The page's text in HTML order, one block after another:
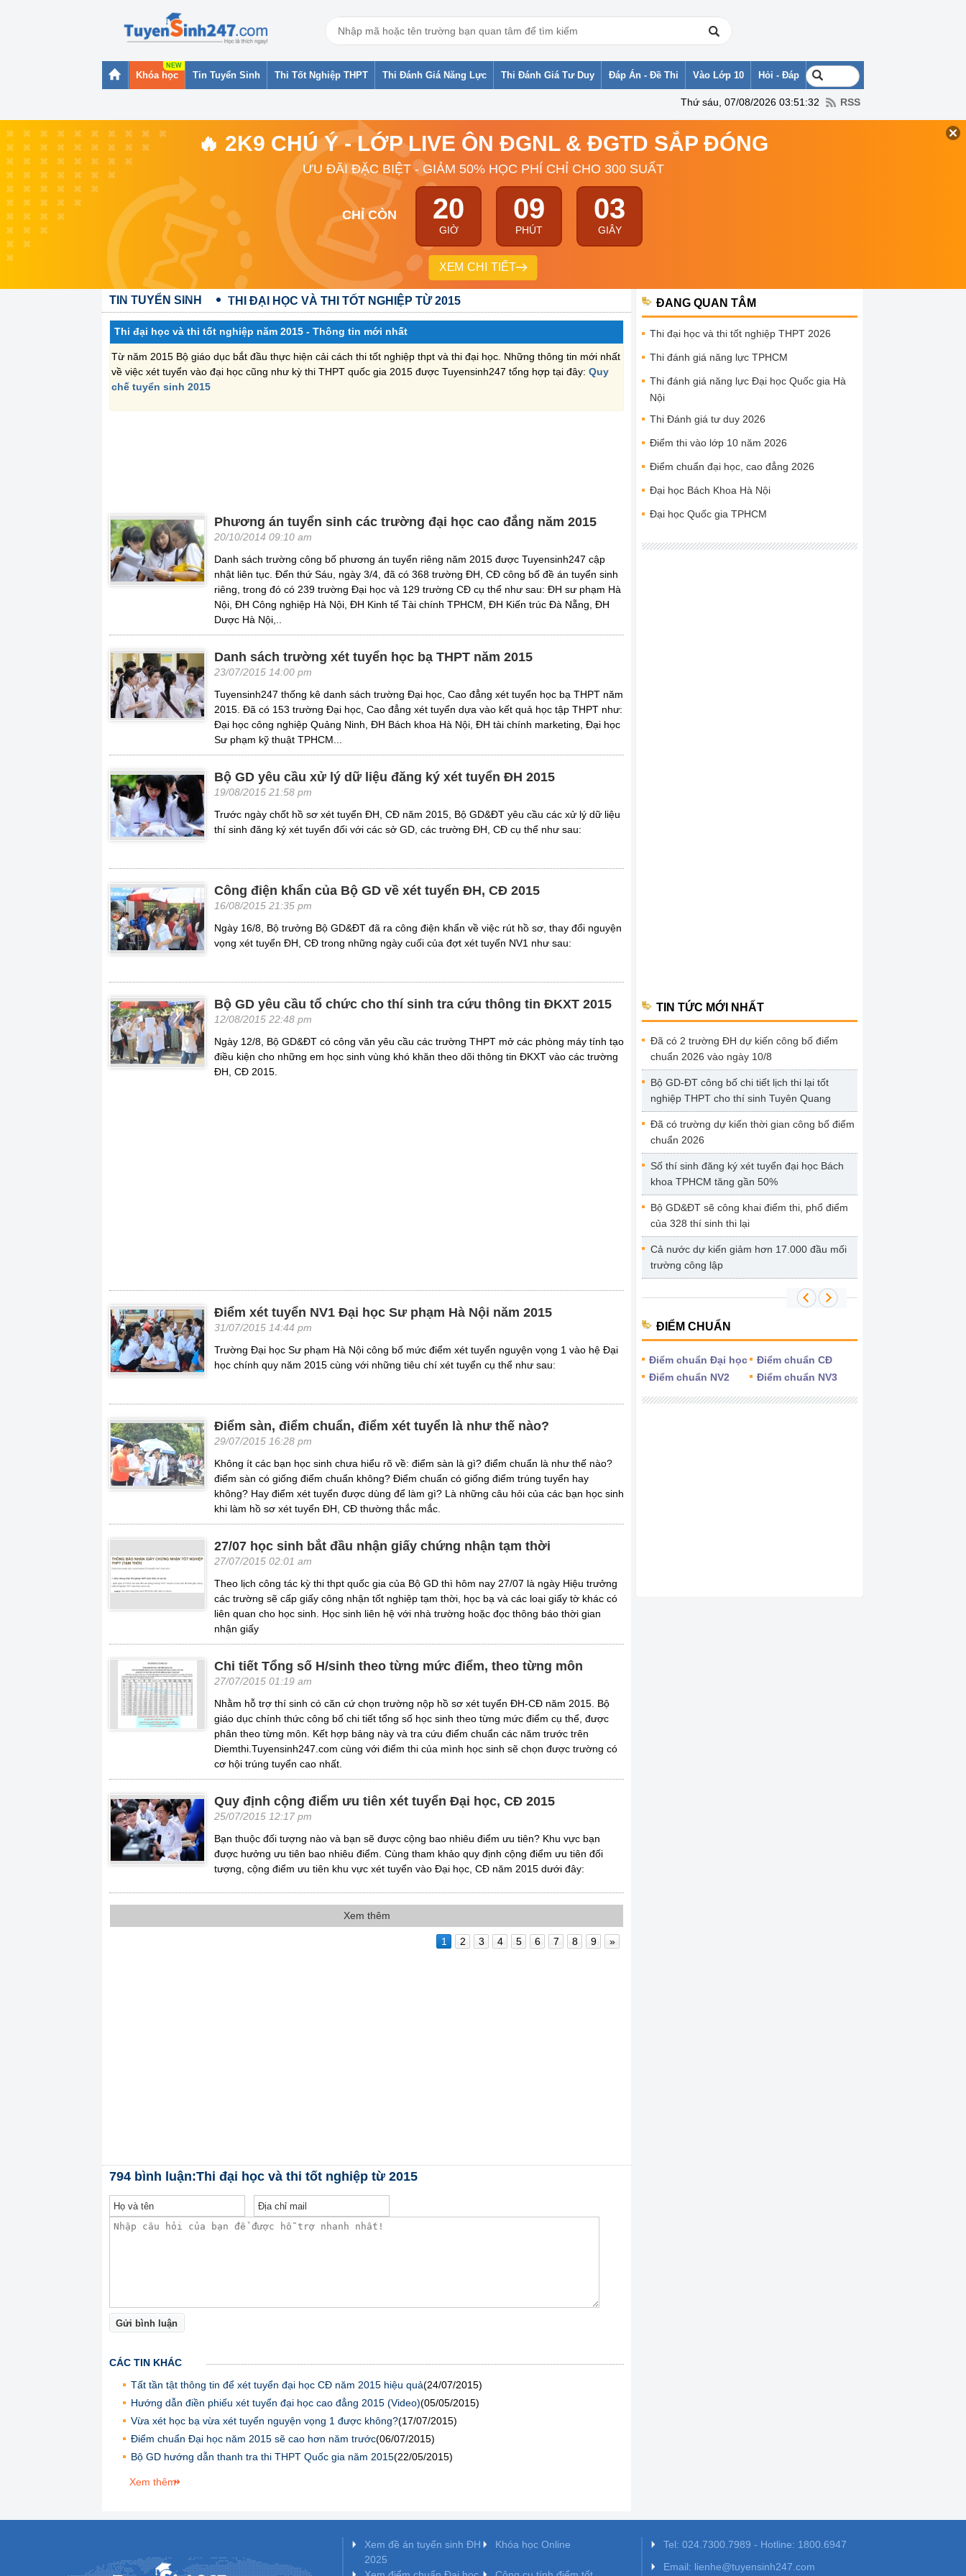
Khóa học Tin Tuyển Sinh Thi Tốt Nghiệp THPT Thi Đánh Giá Năng Lực Thi Đánh Giá Tư Duy Đáp Án - Đề Thi Vào Lớp 10 Hỏi - Đáp
Thứ sáu, 07/08/2026 03:51:32 RSS
🔥 2K9 CHÚ Ý - LỚP LIVE ÔN ĐGNL & ĐGTD SẮP ĐÓNG
ƯU ĐÃI ĐẶC BIỆT - GIẢM 50% HỌC PHÍ CHỈ CHO 300 SUẤT
CHỈ CÒN 20
GIỜ
09
PHÚT
03
GIÂY
XEM CHI TIẾT
TIN TUYỂN SINH THI ĐẠI HỌC VÀ THI TỐT NGHIỆP TỪ 2015
Thi đại học và thi tốt nghiệp năm 2015 - Thông tin mới nhất
Từ năm 2015 Bộ giáo dục bắt đầu thực hiện cải cách thi tốt nghiệp thpt và thi đại học. Những thông tin mới nhất
về việc xét tuyển vào đại học cũng như kỳ thi THPT quốc gia 2015 được Tuyensinh247 tổng hợp tại đây: Quy
chế tuyển sinh 2015
Phương án tuyển sinh các trường đại học cao đẳng năm 2015
20/10/2014 09:10 am
Danh sách trường công bố phương án tuyển riêng năm 2015 được Tuyensinh247 cập
nhật liên tục. Đến thứ Sáu, ngày 3/4, đã có 368 trường ĐH, CĐ công bố đề án tuyển sinh
riêng, trong đó có 239 trường Đại học và 129 trường CĐ cụ thể như sau: ĐH sư phạm Hà
Nội, ĐH Công nghiệp Hà Nội, ĐH Kinh tế Tài chính TPHCM, ĐH Kiến trúc Đà Nẵng, ĐH
Dược Hà Nội,..
Danh sách trường xét tuyển học bạ THPT năm 2015
23/07/2015 14:00 pm
Tuyensinh247 thống kê danh sách trường Đại học, Cao đẳng xét tuyển học bạ THPT năm
2015. Đã có 153 trường Đại học, Cao đẳng xét tuyển dựa vào kết quả học tập THPT như:
Đại học công nghiệp Quảng Ninh, ĐH Bách khoa Hà Nội, ĐH tài chính marketing, Đại học
Sư phạm kỹ thuật TPHCM...
Bộ GD yêu cầu xử lý dữ liệu đăng ký xét tuyển ĐH 2015
19/08/2015 21:58 pm
Trước ngày chốt hồ sơ xét tuyển ĐH, CĐ năm 2015, Bộ GD&ĐT yêu cầu các xử lý dữ liệu
thí sinh đăng ký xét tuyển đối với các sở GD, các trường ĐH, CĐ cụ thể như sau:
Công điện khẩn của Bộ GD về xét tuyển ĐH, CĐ 2015
16/08/2015 21:35 pm
Ngày 16/8, Bộ trưởng Bộ GD&ĐT đã ra công điện khẩn về việc rút hồ sơ, thay đổi nguyện
vọng xét tuyển ĐH, CĐ trong những ngày cuối của đợt xét tuyển NV1 như sau:
Bộ GD yêu cầu tổ chức cho thí sinh tra cứu thông tin ĐKXT 2015
12/08/2015 22:48 pm
Ngày 12/8, Bộ GD&ĐT có công văn yêu cầu các trường THPT mở các phòng máy tính tạo
điều kiện cho những em học sinh vùng khó khăn theo dõi thông tin ĐKXT vào các trường
ĐH, CĐ 2015.
Điểm xét tuyển NV1 Đại học Sư phạm Hà Nội năm 2015
31/07/2015 14:44 pm
Trường Đại học Sư phạm Hà Nội công bố mức điểm xét tuyển nguyện vọng 1 vào hệ Đại
học chính quy năm 2015 cùng với những tiêu chí xét tuyển cụ thể như sau:
Điểm sàn, điểm chuẩn, điểm xét tuyển là như thế nào?
29/07/2015 16:28 pm
Không ít các bạn học sinh chưa hiểu rõ về: điểm sàn là gì? điểm chuẩn là như thế nào?
điểm sàn có giống điểm chuẩn không? Điểm chuẩn có giống điểm trúng tuyển hay
không? Hay điểm xét tuyển được dùng để làm gì? Là những câu hỏi của các bạn học sinh
khi làm hồ sơ xét tuyển ĐH, CĐ thường thắc mắc.
27/07 học sinh bắt đầu nhận giấy chứng nhận tạm thời
27/07/2015 02:01 am
Theo lịch công tác kỳ thi thpt quốc gia của Bộ GD thì hôm nay 27/07 là ngày Hiệu trưởng
các trường sẽ cấp giấy công nhận tốt nghiệp tạm thời, học bạ và các loại giấy tờ khác có
liên quan cho học sinh. Học sinh liên hệ với nhà trường hoặc đọc thông báo thời gian
nhận giấy
Chi tiết Tổng số H/sinh theo từng mức điểm, theo từng môn
27/07/2015 01:19 am
Nhằm hỗ trợ thí sinh có căn cứ chọn trường nộp hồ sơ xét tuyển ĐH-CĐ năm 2015. Bộ
giáo dục chính thức công bố chi tiết tổng số học sinh theo từng mức điểm cụ thể, được
phân theo từng môn. Kết hợp bảng này và tra cứu điểm chuẩn các năm trước trên
Diemthi.Tuyensinh247.com cùng với điểm thi của mình học sinh sẽ chọn được trường có
cơ hội trúng tuyển cao nhất.
Quy định cộng điểm ưu tiên xét tuyển Đại học, CĐ 2015
25/07/2015 12:17 pm
Bạn thuộc đối tượng nào và bạn sẽ được cộng bao nhiêu điểm ưu tiên? Khu vực bạn
được hưởng ưu tiên bao nhiêu điểm. Cùng tham khảo quy định cộng điểm ưu tiên đối
tượng, cộng điểm ưu tiên khu vực xét tuyển vào Đại học, CĐ năm 2015 dưới đây:
Xem thêm
1 2 3 4 5 6 7 8 9 »
794 bình luận:Thi đại học và thi tốt nghiệp từ 2015
Gửi bình luận
CÁC TIN KHÁC
Tất tần tật thông tin để xét tuyển đại học CĐ năm 2015 hiệu quả(24/07/2015)
Hướng dẫn điền phiếu xét tuyển đại học cao đẳng 2015 (Video)(05/05/2015)
Vừa xét học bạ vừa xét tuyển nguyện vọng 1 được không?(17/07/2015)
Điểm chuẩn Đại học năm 2015 sẽ cao hơn năm trước(06/07/2015)
Bộ GD hướng dẫn thanh tra thi THPT Quốc gia năm 2015(22/05/2015)
Xem thêm
ĐANG QUAN TÂM
Thi đại học và thi tốt nghiệp THPT 2026
Thi đánh giá năng lực TPHCM
Thi đánh giá năng lực Đại học Quốc gia Hà
Nội
Thi Đánh giá tư duy 2026
Điểm thi vào lớp 10 năm 2026
Điểm chuẩn đại học, cao đẳng 2026
Đại học Bách Khoa Hà Nội
Đại học Quốc gia TPHCM
TIN TỨC MỚI NHẤT
Đã có 2 trường ĐH dự kiến công bố điểm
chuẩn 2026 vào ngày 10/8
Bộ GD-ĐT công bố chi tiết lịch thi lại tốt
nghiệp THPT cho thí sinh Tuyên Quang
Đã có trường dự kiến thời gian công bố điểm
chuẩn 2026
Số thí sinh đăng ký xét tuyển đại học Bách
khoa TPHCM tăng gần 50%
Bộ GD&ĐT sẽ công khai điểm thi, phổ điểm
của 328 thí sinh thi lại
Cả nước dự kiến giảm hơn 17.000 đầu mối
trường công lập
ĐIỂM CHUẨN
Điểm chuẩn Đại học
Điểm chuẩn CĐ
Điểm chuẩn NV2
Điểm chuẩn NV3
Xem đề án tuyển sinh ĐH
2025
Khóa học Online
Tel: 024.7300.7989 - Hotline: 1800.6947
Email: lienhe@tuyensinh247.com